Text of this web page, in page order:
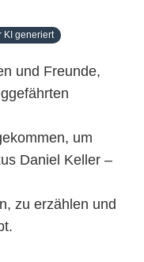
KI generiert
und Freunde,
um
Daniel Keller –
zu erzählen und